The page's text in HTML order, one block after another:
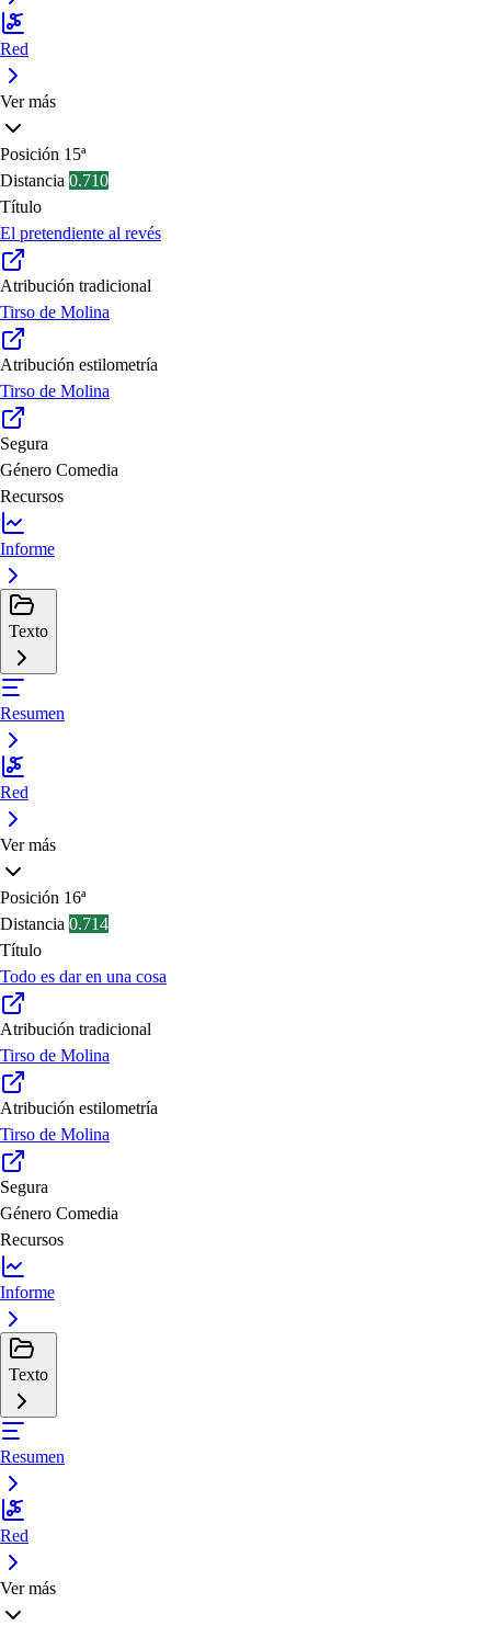
Red
Ver más
Posición 15ª
Distancia 0.710
Título
El pretendiente al revés
Atribución tradicional
Tirso de Molina
Atribución estilometría
Tirso de Molina
Segura
Género Comedia
Recursos
Informe
Texto
Resumen
Red
Ver más
Posición 16ª
Distancia 0.714
Título
Todo es dar en una cosa
Atribución tradicional
Tirso de Molina
Atribución estilometría
Tirso de Molina
Segura
Género Comedia
Recursos
Informe
Texto
Resumen
Red
Ver más